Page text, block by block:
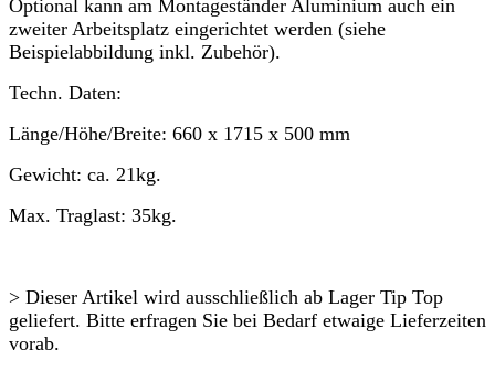
Optional kann am Montageständer Aluminium auch ein
zweiter Arbeitsplatz eingerichtet werden (siehe
Beispielabbildung inkl. Zubehör).
Techn. Daten:
Länge/Höhe/Breite: 660 x 1715 x 500 mm
Gewicht: ca. 21kg.
Max. Traglast: 35kg.
> Dieser Artikel wird ausschließlich ab Lager Tip Top
geliefert. Bitte erfragen Sie bei Bedarf etwaige Lieferzeiten
vorab.